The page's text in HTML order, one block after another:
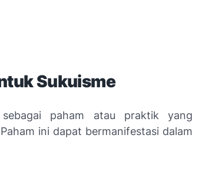
Sukuisme
paham atau praktik yang
ini dapat bermanifestasi dalam